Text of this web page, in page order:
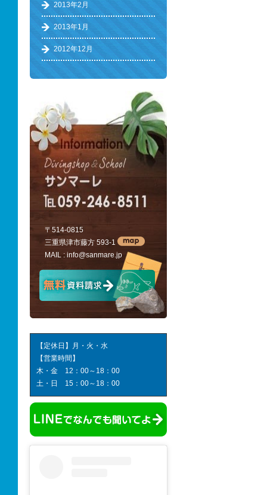
2013年2月
2013年1月
2012年12月
〒514-0815
三重県津市藤方 593-1
MAIL : info@sanmare.jp
【定休日】月・火・水
【営業時間】
木・金 12：00～18：00
土・日 15：00～18：00